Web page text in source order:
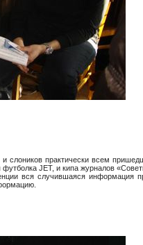
слоников практически всем
JET, и кипа журналов
вся случившаяся информация